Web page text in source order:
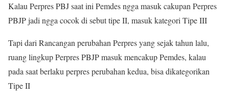
Kalau Perpres PBJ saat ini Pemdes ngga masuk cakupan Perpres
PBJP jadi ngga cocok di sebut tipe II, masuk kategori Tipe III
Tapi dari Rancangan perubahan Perpres yang sejak tahun lalu,
ruang lingkup Perpres PBJP masuk mencakup Pemdes, kalau
pada saat berlaku perpres perubahan kedua, bisa dikategorikan
Tipe II